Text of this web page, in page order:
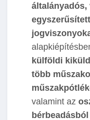
általányadós,
külföldi
több
valamint az
bérbeadásból